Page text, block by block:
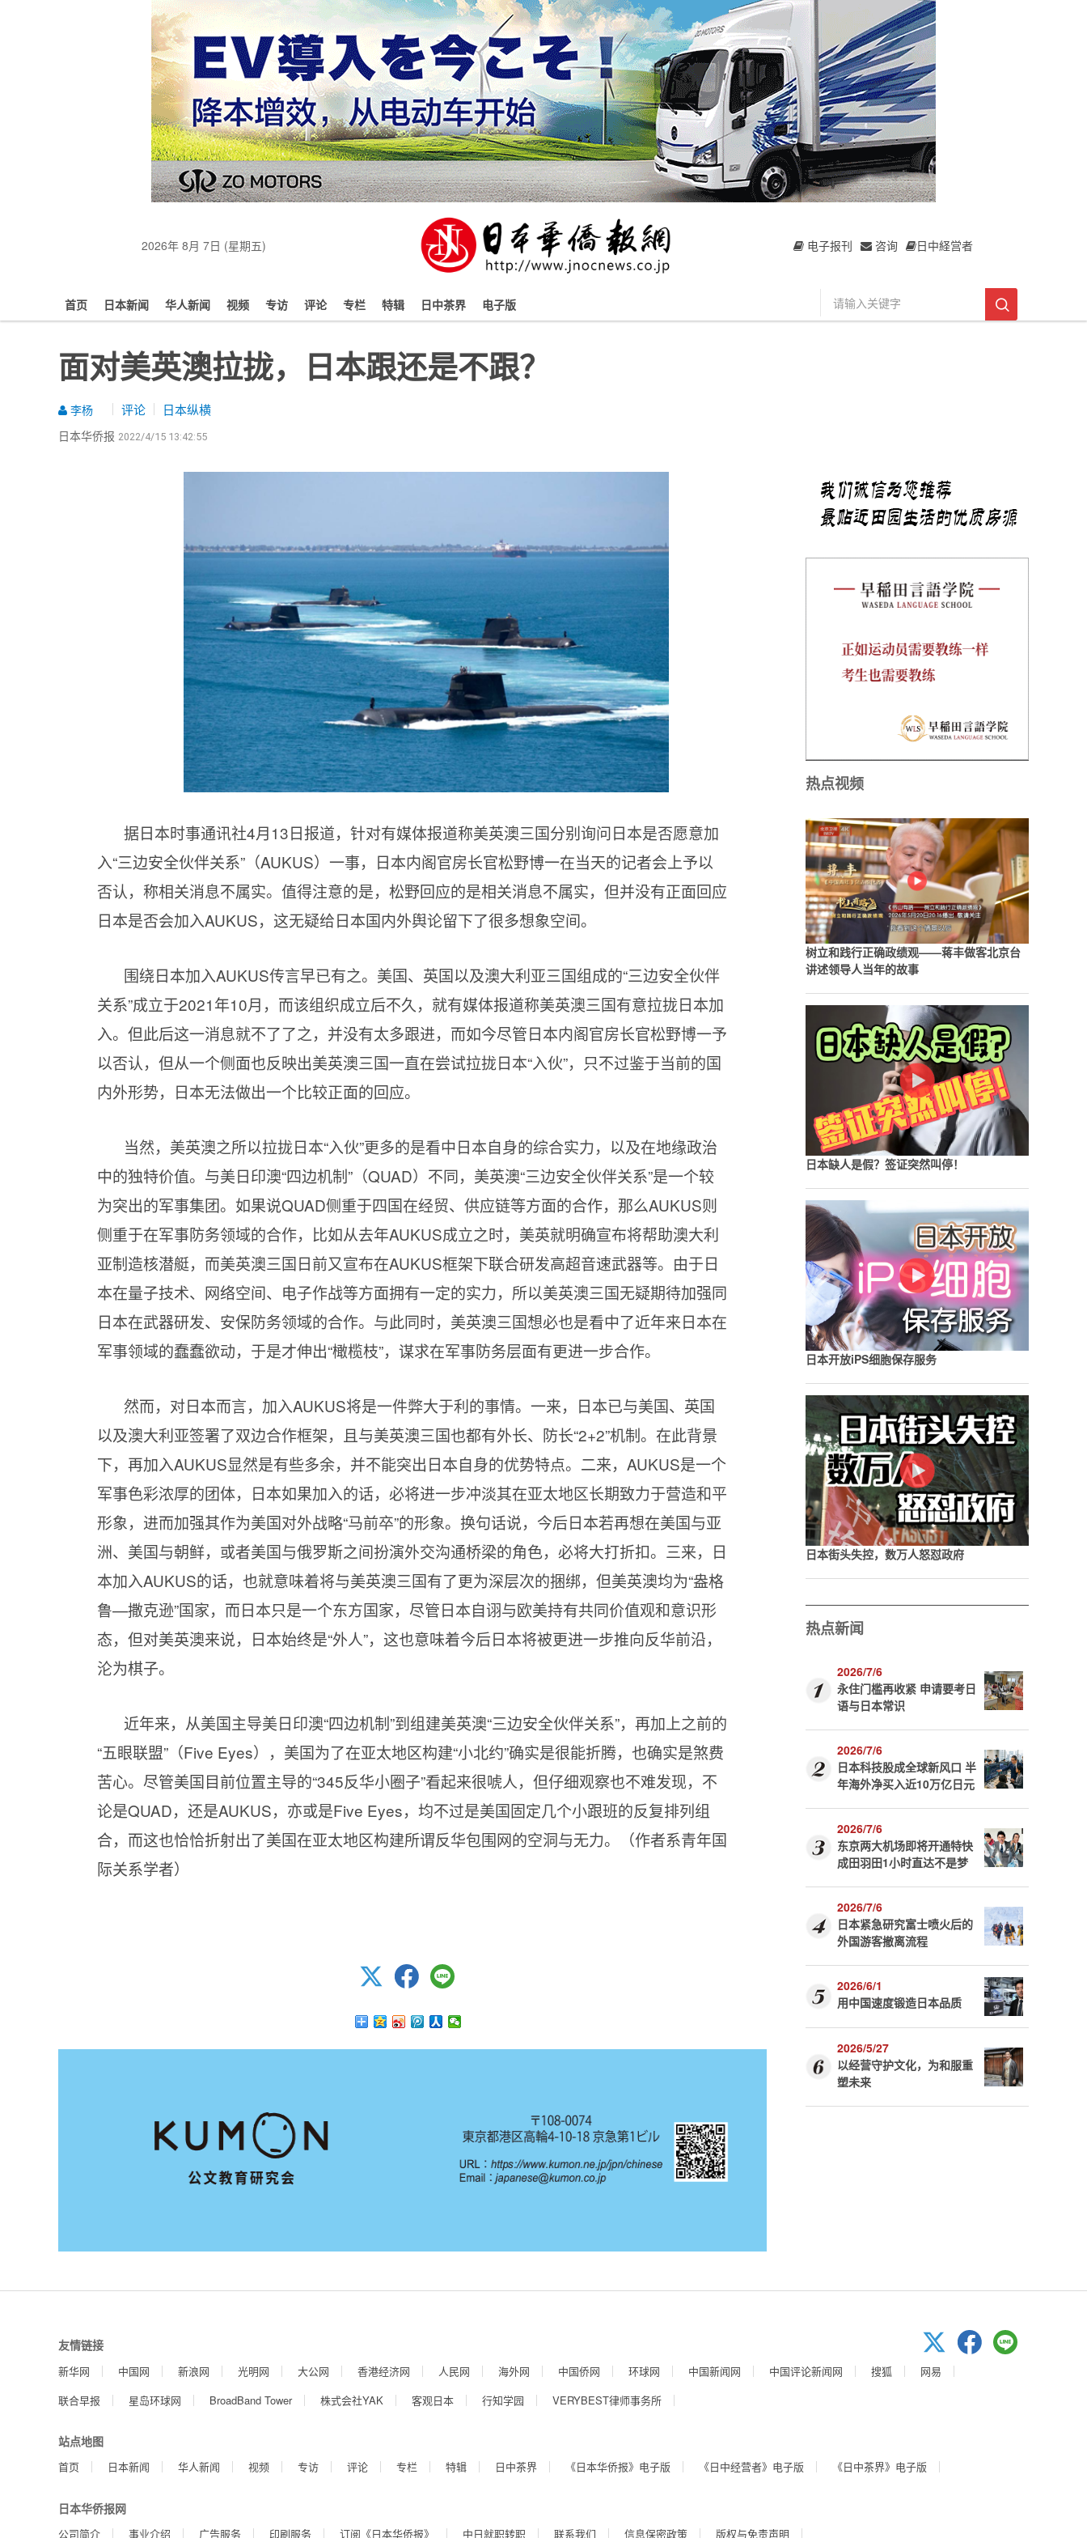
2026年 8月 7日 (星期五) 电子报刊 咨询 日中経営者
首页 日本新闻 华人新闻 视频 专访 评论 专栏 特辑 日中茶界 电子版
面对美英澳拉拢，日本跟还是不跟？
李杨 评论 日本纵横
日本华侨报 2022/4/15 13:42:55
据日本时事通讯社4月13日报道，针对有媒体报道称美英澳三国分别询问日本是否愿意加
入“三边安全伙伴关系”（AUKUS）一事，日本内阁官房长官松野博一在当天的记者会上予以
否认，称相关消息不属实。值得注意的是，松野回应的是相关消息不属实，但并没有正面回应
日本是否会加入AUKUS，这无疑给日本国内外舆论留下了很多想象空间。
围绕日本加入AUKUS传言早已有之。美国、英国以及澳大利亚三国组成的“三边安全伙伴
关系”成立于2021年10月，而该组织成立后不久，就有媒体报道称美英澳三国有意拉拢日本加
入。但此后这一消息就不了了之，并没有太多跟进，而如今尽管日本内阁官房长官松野博一予
以否认，但从一个侧面也反映出美英澳三国一直在尝试拉拢日本“入伙”，只不过鉴于当前的国
内外形势，日本无法做出一个比较正面的回应。
当然，美英澳之所以拉拢日本“入伙”更多的是看中日本自身的综合实力，以及在地缘政治
中的独特价值。与美日印澳“四边机制”（QUAD）不同，美英澳“三边安全伙伴关系”是一个较
为突出的军事集团。如果说QUAD侧重于四国在经贸、供应链等方面的合作，那么AUKUS则
侧重于在军事防务领域的合作，比如从去年AUKUS成立之时，美英就明确宣布将帮助澳大利
亚制造核潜艇，而美英澳三国日前又宣布在AUKUS框架下联合研发高超音速武器等。由于日
本在量子技术、网络空间、电子作战等方面拥有一定的实力，所以美英澳三国无疑期待加强同
日本在武器研发、安保防务领域的合作。与此同时，美英澳三国想必也是看中了近年来日本在
军事领域的蠢蠢欲动，于是才伸出“橄榄枝”，谋求在军事防务层面有更进一步合作。
然而，对日本而言，加入AUKUS将是一件弊大于利的事情。一来，日本已与美国、英国
以及澳大利亚签署了双边合作框架，且与美英澳三国也都有外长、防长“2+2”机制。在此背景
下，再加入AUKUS显然是有些多余，并不能突出日本自身的优势特点。二来，AUKUS是一个
军事色彩浓厚的团体，日本如果加入的话，必将进一步冲淡其在亚太地区长期致力于营造和平
形象，进而加强其作为美国对外战略“马前卒”的形象。换句话说，今后日本若再想在美国与亚
洲、美国与朝鲜，或者美国与俄罗斯之间扮演外交沟通桥梁的角色，必将大打折扣。三来，日
本加入AUKUS的话，也就意味着将与美英澳三国有了更为深层次的捆绑，但美英澳均为“盎格
鲁—撒克逊”国家，而日本只是一个东方国家，尽管日本自诩与欧美持有共同价值观和意识形
态，但对美英澳来说，日本始终是“外人”，这也意味着今后日本将被更进一步推向反华前沿，
沦为棋子。
近年来，从美国主导美日印澳“四边机制”到组建美英澳“三边安全伙伴关系”，再加上之前的
“五眼联盟”（Five Eyes），美国为了在亚太地区构建“小北约”确实是很能折腾，也确实是煞费
苦心。尽管美国目前位置主导的“345反华小圈子”看起来很唬人，但仔细观察也不难发现，不
论是QUAD，还是AUKUS，亦或是Five Eyes，均不过是美国固定几个小跟班的反复排列组
合，而这也恰恰折射出了美国在亚太地区构建所谓反华包围网的空洞与无力。（作者系青年国
际关系学者）
热点视频
树立和践行正确政绩观——蒋丰做客北京台
讲述领导人当年的故事
日本缺人是假？签证突然叫停！
日本开放iPS细胞保存服务
日本街头失控，数万人怒怼政府
热点新闻
2026/7/6
永住门槛再收紧 申请要考日
语与日本常识
2026/7/6
日本科技股成全球新风口 半
年海外净买入近10万亿日元
2026/7/6
东京两大机场即将开通特快
成田羽田1小时直达不是梦
2026/7/6
日本紧急研究富士喷火后的
外国游客撤离流程
2026/6/1
用中国速度锻造日本品质
2026/5/27
以经营守护文化，为和服重
塑未来
友情链接
新华网 中国网 新浪网 光明网 大公网 香港经济网 人民网 海外网 中国侨网 环球网 中国新闻网 中国评论新闻网 搜狐
网易
联合早报
星岛环球网 BroadBand Tower 株式会社YAK 客观日本 行知学园 VERYBEST律师事务所
站点地图
首页 日本新闻 华人新闻 视频 专访 评论 专栏 特辑 日中茶界 《日本华侨报》电子版 《日中经营者》电子版 《日中茶界》电子版
日本华侨报网
公司简介 事业介绍 广告服务 印刷服务 订阅《日本华侨报》 中日就职转职 联系我们 信息保密政策 版权与免责声明